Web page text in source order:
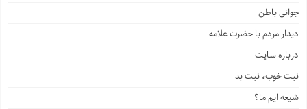
جوانی باطن
دیدار مردم با حضرت علامه
درباره سایت
نیت خوب، نیت بد
شیعه ایم ما؟